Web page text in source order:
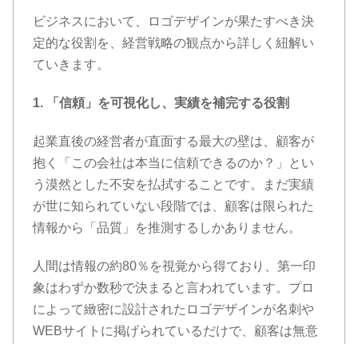
ビジネスにおいて、ロゴデザインが果たすべき決
定的な役割を、経営戦略の観点から詳しく紐解い
ていきます。
1. 「信頼」を可視化し、実績を補完する役割
起業直後の経営者が直面する最大の壁は、顧客が
抱く「この会社は本当に信頼できるのか？」とい
う漠然とした不安を払拭することです。まだ実績
が世に知られていない段階では、顧客は限られた
情報から「品質」を推測するしかありません。
人間は情報の約80％を視覚から得ており、第一印
象はわずか数秒で決まると言われています。プロ
によって緻密に設計されたロゴデザインが名刺や
WEBサイトに掲げられているだけで、顧客は無意